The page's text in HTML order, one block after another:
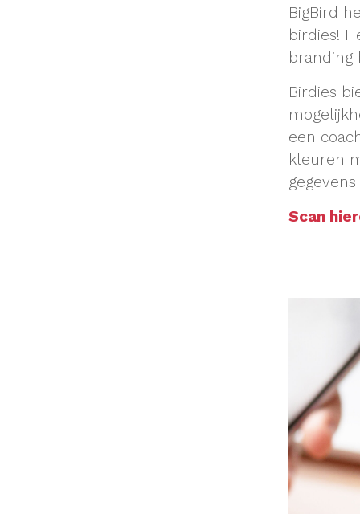
BigBird
birdies!
branding
Birdies
een
kleuren
Scan